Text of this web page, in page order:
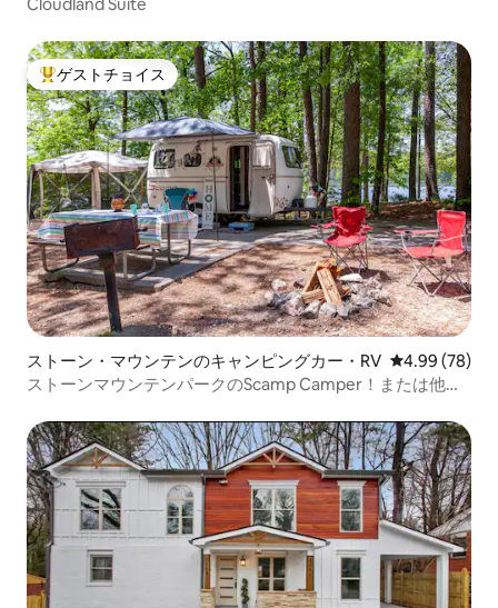
大好評のゲストチョイスです。
ゲストチョイス
ストーン・マウンテンのキャンピングカー・RV レビュー78
4.99 (78)
ストーンマウンテンパークのScamp Camper！または他の